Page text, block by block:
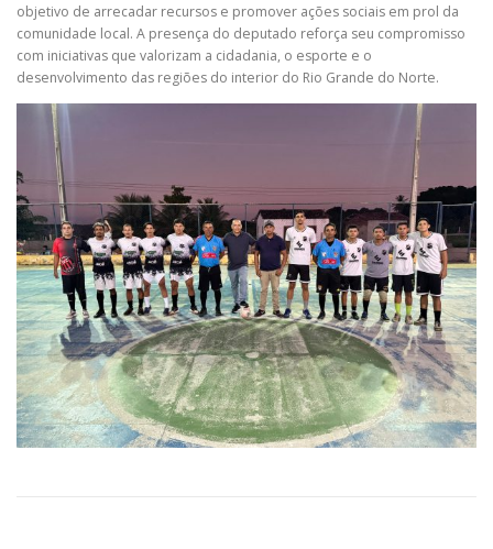
objetivo de arrecadar recursos e promover ações sociais em prol da
comunidade local. A presença do deputado reforça seu compromisso
com iniciativas que valorizam a cidadania, o esporte e o
desenvolvimento das regiões do interior do Rio Grande do Norte.